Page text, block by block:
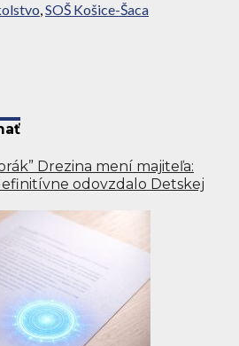
,SOŠ Košice-Šaca
Drezina mení majiteľa:
odovzdalo Detskej